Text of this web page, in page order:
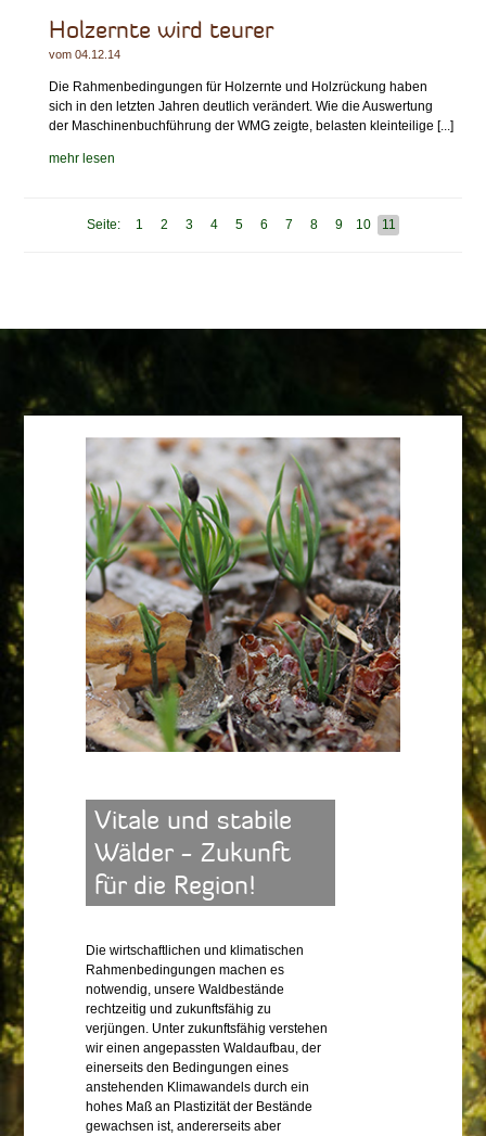
Holzernte wird teurer
vom 04.12.14
Die Rahmenbedingungen für Holzernte und Holzrückung haben
sich in den letzten Jahren deutlich verändert. Wie die Auswertung
der Maschinenbuchführung der WMG zeigte, belasten kleinteilige [...]
mehr lesen
Seite: 1 2 3 4 5 6 7 8 9 10 11
Vitale und stabile
Wälder - Zukunft
für die Region!
Die wirtschaftlichen und klimatischen
Rahmenbedingungen machen es
notwendig, unsere Waldbestände
rechtzeitig und zukunftsfähig zu
verjüngen. Unter zukunftsfähig verstehen
wir einen angepassten Waldaufbau, der
einerseits den Bedingungen eines
anstehenden Klimawandels durch ein
hohes Maß an Plastizität der Bestände
gewachsen ist, andererseits aber